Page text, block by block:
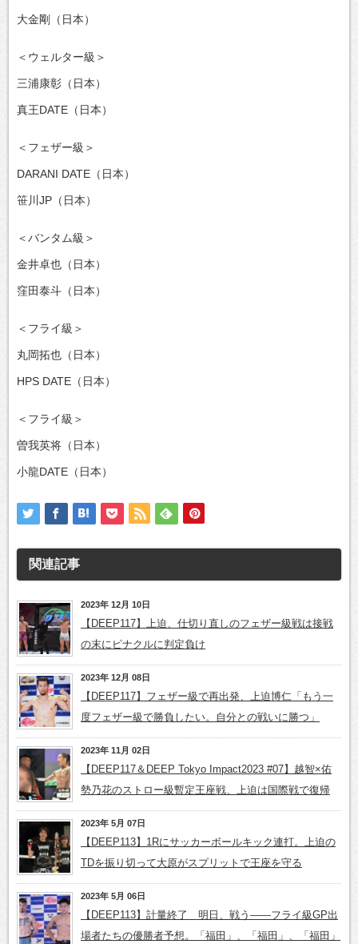
大金剛（日本）
＜ウェルター級＞
三浦康彰（日本）
真王DATE（日本）
＜フェザー級＞
DARANI DATE（日本）
笹川JP（日本）
＜バンタム級＞
金井卓也（日本）
窪田泰斗（日本）
＜フライ級＞
丸岡拓也（日本）
HPS DATE（日本）
＜フライ級＞
曽我英将（日本）
小龍DATE（日本）
関連記事
2023年 12月 10日
【DEEP117】上迫、仕切り直しのフェザー級戦は接戦
の末にピナクルに判定負け
2023年 12月 08日
【DEEP117】フェザー級で再出発、上迫博仁「もう一
度フェザー級で勝負したい。自分との戦いに勝つ」
2023年 11月 02日
【DEEP117＆DEEP Tokyo Impact2023 #07】越智×佑
勢乃花のストロー級暫定王座戦、上迫は国際戦で復帰
2023年 5月 07日
【DEEP113】1Rにサッカーボールキック連打。上迫の
TDを振り切って大原がスプリットで王座を守る
2023年 5月 06日
【DEEP113】計量終了 明日、戦う――フライ級GP出
場者たちの優勝者予想。「福田」、「福田」、「福田」